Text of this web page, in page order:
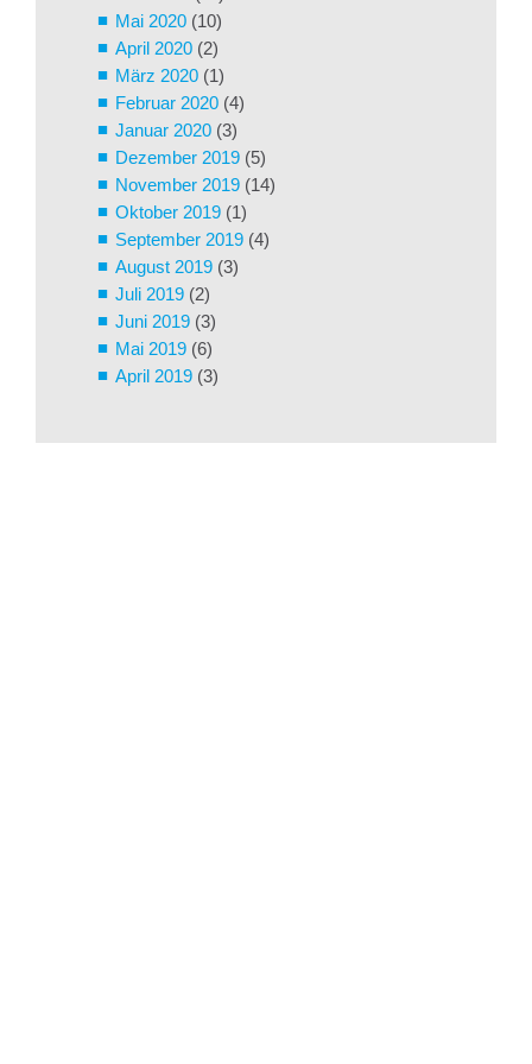
Mai 2020 (10)
April 2020 (2)
März 2020 (1)
Februar 2020 (4)
Januar 2020 (3)
Dezember 2019 (5)
November 2019 (14)
Oktober 2019 (1)
September 2019 (4)
August 2019 (3)
Juli 2019 (2)
Juni 2019 (3)
Mai 2019 (6)
April 2019 (3)